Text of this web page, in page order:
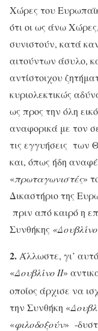
Χώρες του
ότι οι ως άνω
συνιστούν, κατά
αιτούντων άσυλο,
αντίστοιχου
κυριολεκτικώς
ως προς την όλη
αναφορικά με τον
τις εγγυήσεις των
και, όπως ήδη
«πρωταγωνιστές»
Δικαστήριο της
πριν από καιρό η
Συνθήκης «Δουβλίνο
2. Άλλωστε, γι’
«Δουβλίνο ΙΙ»
οποίος άρχισε να
την Συνθήκη «
«φιλοδοξούν» -